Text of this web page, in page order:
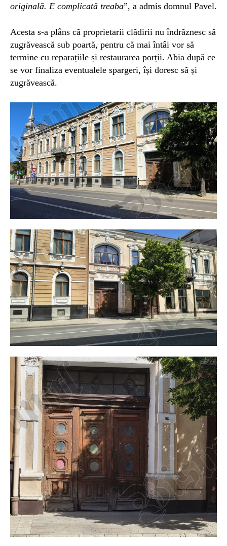
originală. E complicată treaba”, a admis domnul Pavel.
Acesta s-a plâns că proprietarii clădirii nu îndrăznesc să
zugrăvească sub poartă, pentru că mai întâi vor să
termine cu reparațiile și restaurarea porții. Abia după ce
se vor finaliza eventualele spargeri, își doresc să și
zugrăvească.